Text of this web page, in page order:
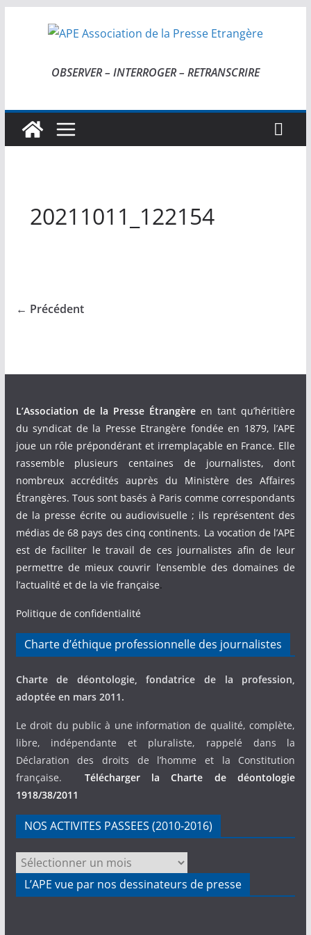
OBSERVER – INTERROGER – RETRANSCRIRE
20211011_122154
← Précédent
L’Association de la Presse Étrangèreen tant qu’héritière
du syndicat de la Presse Etrangère fondée en 1879, l’APE
joue un rôle prépondérant et irremplaçable en France. Elle
rassemble plusieurs centaines de journalistes, dont
nombreux accrédités auprès du Ministère des Affaires
Étrangères. Tous sont basés à Paris comme correspondants
de la presse écrite ou audiovisuelle ; ils représentent des
médias de 68 pays des cinq continents. La vocation de l’APE
est de faciliter le travail de ces journalistes afin de leur
permettre de mieux couvrir l’ensemble des domaines de
l’actualité et de la vie française.
Politique de confidentialité
Charte d’éthique professionnelle des journalistes
Charte de déontologie, fondatrice de la profession,
adoptée en mars 2011.
Le droit du public à une information de qualité, complète,
libre, indépendante et pluraliste, rappelé dans la
Déclaration des droits de l’homme et la Constitution
française. Télécharger la Charte de déontologie
1918/38/2011
NOS ACTIVITES PASSEES (2010-2016)
NOS
ACTIVITES
PASSEES
L’APE vue par nos dessinateurs de presse